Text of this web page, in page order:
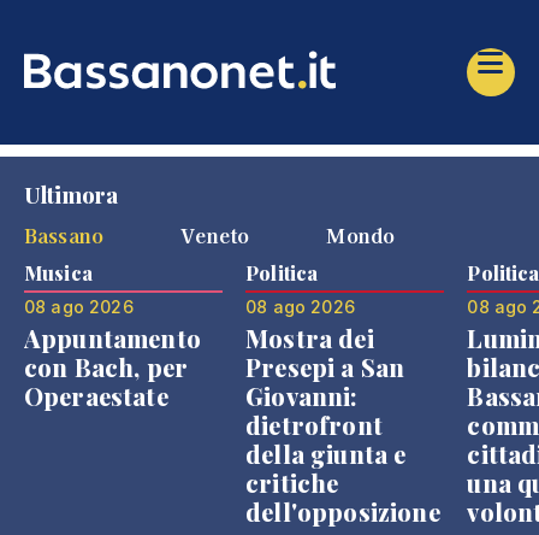
Ultimora
Bassano
Veneto Mondo
Musica
08 ago 2026
Appuntamento
con Bach, per
Operaestate
Politica
08 ago 2026
Mostra dei
Presepi a San
Giovanni:
dietrofront
della giunta e
critiche
dell'opposizione
Politica
08 ago
una